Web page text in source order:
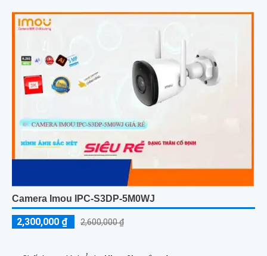
Camera Imou IPC-S3DP-5M0WJ
2,300,000 ₫ 2,600,000 ₫